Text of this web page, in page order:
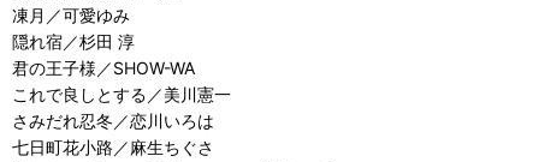
凍月／可愛ゆみ
隠れ宿／杉田 淳
君の王子様／SHOW-WA
これで良しとする／美川憲一
さみだれ忍冬／恋川いろは
七日町花小路／麻生ちぐさ